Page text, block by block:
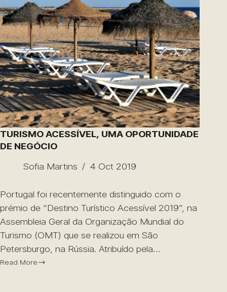
TURISMO ACESSÍVEL, UMA OPORTUNIDADE
DE NEGÓCIO
Sofia Martins
4 Oct 2019
Portugal foi recentemente distinguido com o
prémio de “Destino Turístico Acessível 2019”, na
Assembleia Geral da Organização Mundial do
Turismo (OMT) que se realizou em São
Petersburgo, na Rússia. Atribuído pela…
Read More